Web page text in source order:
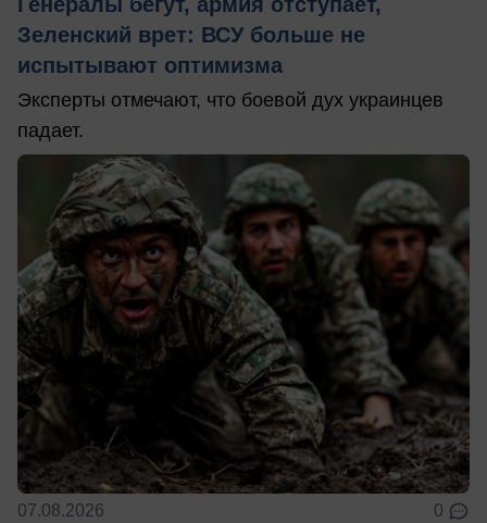
Зеленский врет: ВСУ больше не
испытывают оптимизма
Эксперты отмечают, что боевой дух украинцев
падает.
07.08.2026 0